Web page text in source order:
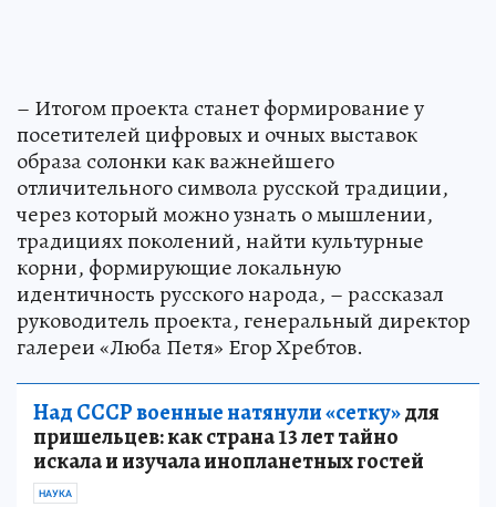
– Итогом проекта станет формирование у
посетителей цифровых и очных выставок
образа солонки как важнейшего
отличительного символа русской традиции,
через который можно узнать о мышлении,
традициях поколений, найти культурные
корни, формирующие локальную
идентичность русского народа, – рассказал
руководитель проекта, генеральный директор
галереи «Люба Петя» Егор Хребтов.
Над СССР военные натянули «сетку»для
пришельцев: как страна 13 лет тайно
искала и изучала инопланетных гостей
НАУКА